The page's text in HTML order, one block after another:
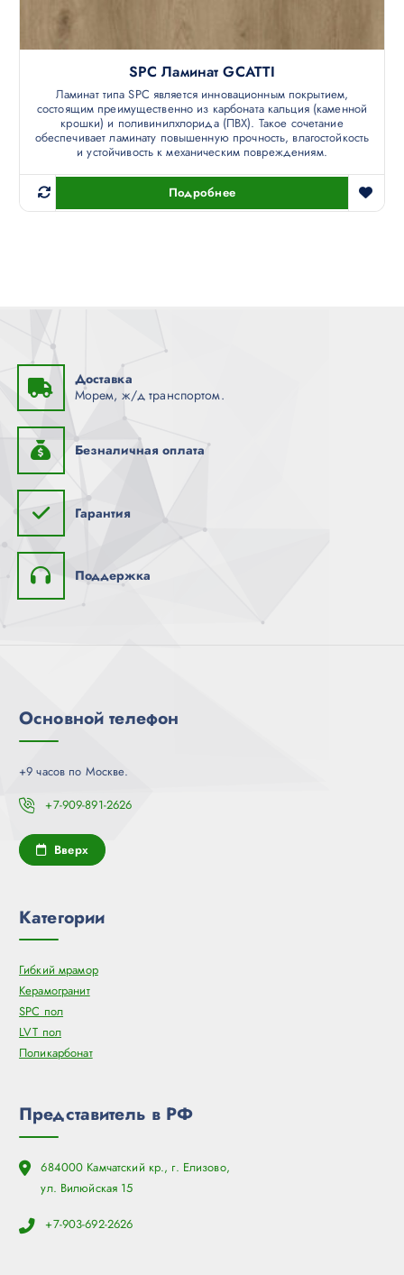
SPC Ламинат GCATTI
Ламинат типа SPC является инновационным покрытием,
состоящим преимущественно из карбоната кальция (каменной
крошки) и поливинилхлорида (ПВХ). Такое сочетание
обеспечивает ламинату повышенную прочность, влагостойкость
и устойчивость к механическим повреждениям.
Подробнее
Доставка
Морем, ж/д транспортом.
Безналичная оплата
Гарантия
Поддержка
Основной телефон
+9 часов по Москве.
+7-909-891-2626
Вверх
Категории
Гибкий мрамор
Керамогранит
SPC пол
LVT пол
Поликарбонат
Представитель в РФ
684000 Камчатский кр., г. Елизово,
ул. Вилюйская 15
+7-903-692-2626